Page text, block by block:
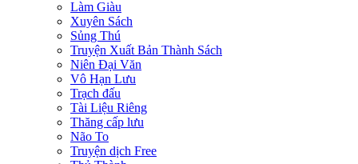
Làm Giàu
Xuyên Sách
Sủng Thú
Truyện Xuất Bản Thành Sách
Niên Đại Văn
Vô Hạn Lưu
Trạch đấu
Tài Liệu Riêng
Thăng cấp lưu
Não To
Truyện dịch Free